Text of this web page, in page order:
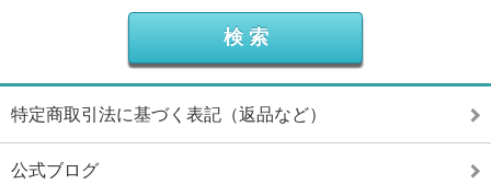
特定商取引法に基づく表記（返品など）
公式ブログ